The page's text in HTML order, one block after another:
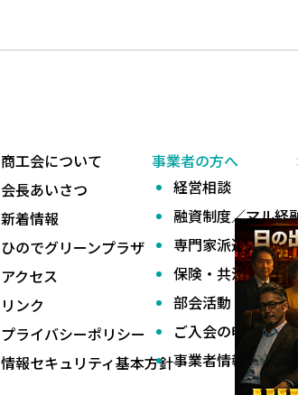
商工会について
会長あいさつ
新着情報
ひのでグリーンプラザ
アクセス
リンク
プライバシーポリシー
情報セキュリティ基本方針
事業者の方へ
経営相談
融資制度／マル経
専門家派遣
保険・共済
部会活動
ご入会の申込
事業者情報掲載の